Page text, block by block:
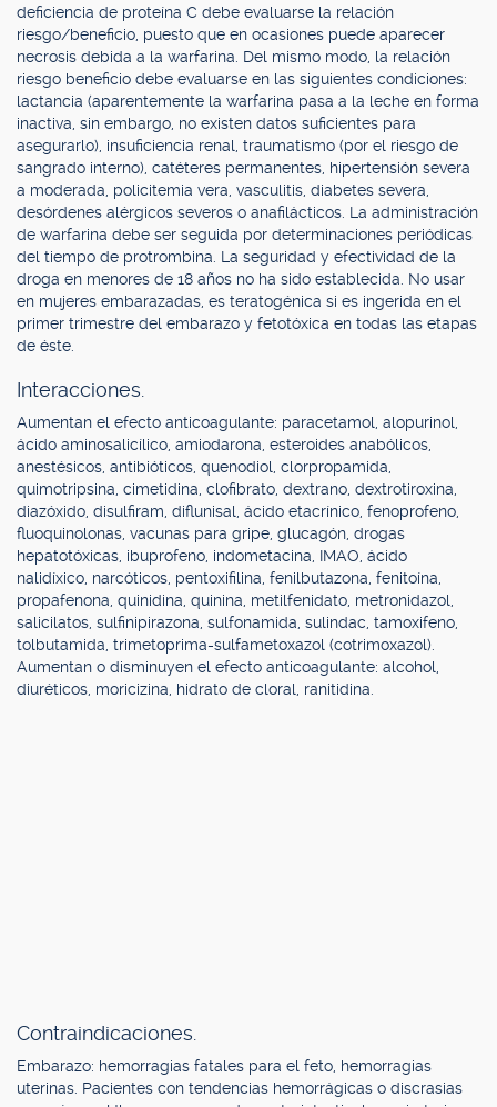
deficiencia de proteína C debe evaluarse la relación
riesgo/beneficio, puesto que en ocasiones puede aparecer
necrosis debida a la warfarina. Del mismo modo, la relación
riesgo beneficio debe evaluarse en las siguientes condiciones:
lactancia (aparentemente la warfarina pasa a la leche en forma
inactiva, sin embargo, no existen datos suficientes para
asegurarlo), insuficiencia renal, traumatismo (por el riesgo de
sangrado interno), catéteres permanentes, hipertensión severa
a moderada, policitemia vera, vasculitis, diabetes severa,
desórdenes alérgicos severos o anafilácticos. La administración
de warfarina debe ser seguida por determinaciones periódicas
del tiempo de protrombina. La seguridad y efectividad de la
droga en menores de 18 años no ha sido establecida. No usar
en mujeres embarazadas, es teratogénica si es ingerida en el
primer trimestre del embarazo y fetotóxica en todas las etapas
de éste.
Interacciones.
Aumentan el efecto anticoagulante: paracetamol, alopurinol,
ácido aminosalicílico, amiodarona, esteroides anabólicos,
anestésicos, antibióticos, quenodiol, clorpropamida,
quimotripsina, cimetidina, clofibrato, dextrano, dextrotiroxina,
diazóxido, disulfiram, diflunisal, ácido etacrínico, fenoprofeno,
fluoquinolonas, vacunas para gripe, glucagón, drogas
hepatotóxicas, ibuprofeno, indometacina, IMAO, ácido
nalidíxico, narcóticos, pentoxifilina, fenilbutazona, fenitoína,
propafenona, quinidina, quinina, metilfenidato, metronidazol,
salicilatos, sulfinipirazona, sulfonamida, sulindac, tamoxifeno,
tolbutamida, trimetoprima-sulfametoxazol (cotrimoxazol).
Aumentan o disminuyen el efecto anticoagulante: alcohol,
diuréticos, moricizina, hidrato de cloral, ranitidina.
Contraindicaciones.
Embarazo: hemorragias fatales para el feto, hemorragias
uterinas. Pacientes con tendencias hemorrágicas o discrasias